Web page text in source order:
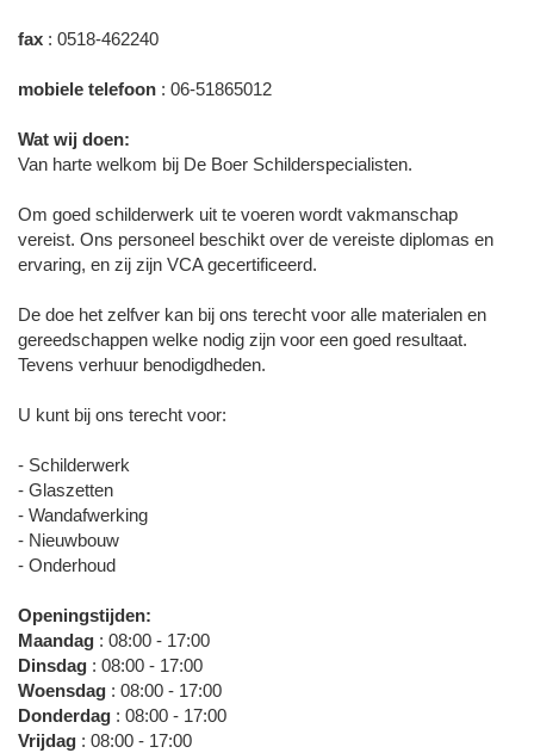
fax : 0518-462240
mobiele telefoon : 06-51865012
Wat wij doen:
Van harte welkom bij De Boer Schilderspecialisten.
Om goed schilderwerk uit te voeren wordt vakmanschap
vereist. Ons personeel beschikt over de vereiste diplomas en
ervaring, en zij zijn VCA gecertificeerd.
De doe het zelfver kan bij ons terecht voor alle materialen en
gereedschappen welke nodig zijn voor een goed resultaat.
Tevens verhuur benodigdheden.
U kunt bij ons terecht voor:
- Schilderwerk
- Glaszetten
- Wandafwerking
- Nieuwbouw
- Onderhoud
Openingstijden:
Maandag : 08:00 - 17:00
Dinsdag : 08:00 - 17:00
Woensdag : 08:00 - 17:00
Donderdag : 08:00 - 17:00
Vrijdag : 08:00 - 17:00